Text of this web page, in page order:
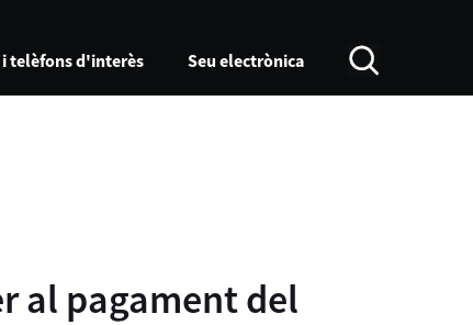
i telèfons d'interès Seu electrònica
al pagament del